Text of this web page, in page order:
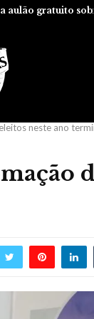
aulão gratuito
neste ano